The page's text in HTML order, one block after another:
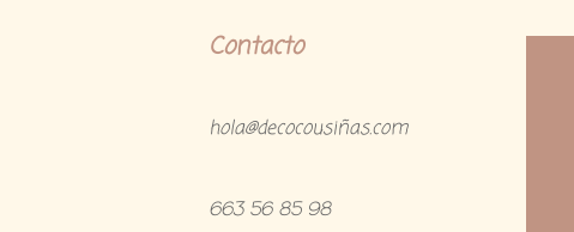
Contacto
hola@decocousiñas.com
663 56 85 98